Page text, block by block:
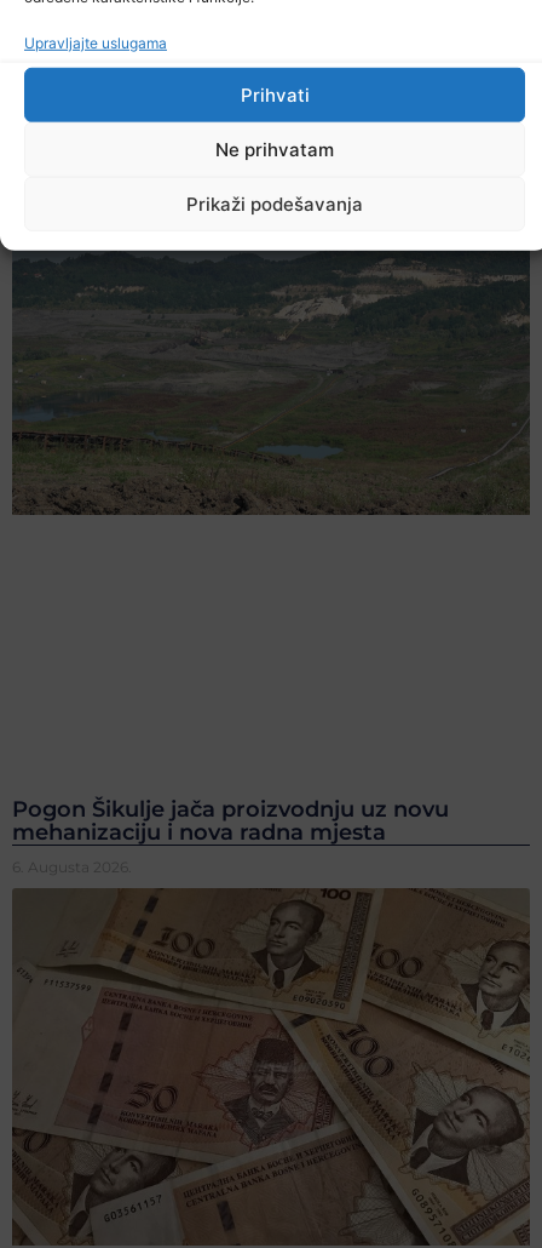
Upravljajte uslugama
Prihvati
Ne prihvatam
Prikaži podešavanja
Ekstremne ljetne temperature teško
Pogon Šikulje jača proizvodnju uz novu
mehanizaciju i nova radna mjesta
6. Augusta 2026.